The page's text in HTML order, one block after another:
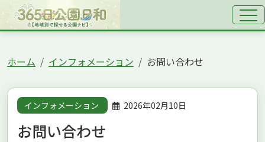
ホーム インフォメーション お問い合わせ
インフォメーション 2026年02月10日
お問い合わせ